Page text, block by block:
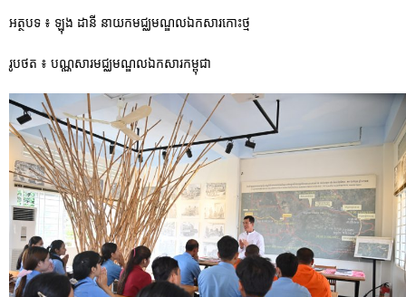
អត្ថបទ ៖ ឡុង ដានី នាយកមជ្ឈមណ្ឌលឯកសារកោះថ្ម
រូបថត ៖ បណ្ណសារមជ្ឈមណ្ឌលឯកសារកម្ពុជា